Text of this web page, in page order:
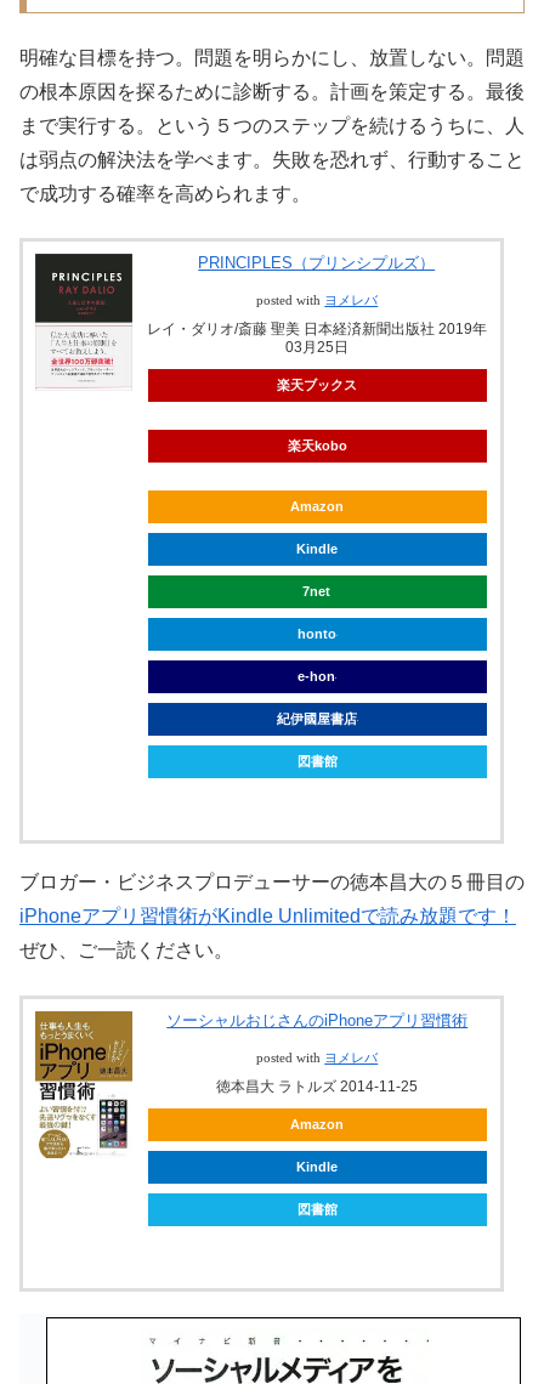
明確な目標を持つ。問題を明らかにし、放置しない。問題
の根本原因を探るために診断する。計画を策定する。最後
まで実行する。という５つのステップを続けるうちに、人
は弱点の解決法を学べます。失敗を恐れず、行動すること
で成功する確率を高められます。
PRINCIPLES（プリンシプルズ）
posted with ヨメレバ
レイ・ダリオ/斎藤 聖美 日本経済新聞出版社 2019年
03月25日
楽天ブックス
楽天kobo
Amazon
Kindle
7net
honto
e-hon
紀伊國屋書店
図書館
ブロガー・ビジネスプロデューサーの徳本昌大の５冊目の
iPhoneアプリ習慣術がKindle Unlimitedで読み放題です！
ぜひ、ご一読ください。
ソーシャルおじさんのiPhoneアプリ習慣術
posted with ヨメレバ
徳本昌大 ラトルズ 2014-11-25
Amazon
Kindle
図書館